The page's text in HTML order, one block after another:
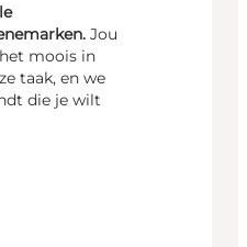
Jou
moois in
taak, en we
die je wilt